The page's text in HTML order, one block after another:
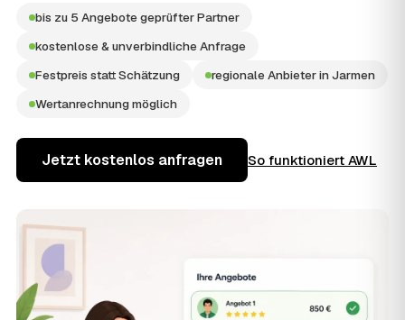
bis zu 5 Angebote geprüfter Partner
kostenlose & unverbindliche Anfrage
Festpreis statt Schätzung
regionale Anbieter in Jarmen
Wertanrechnung möglich
Jetzt kostenlos anfragen So funktioniert AWL